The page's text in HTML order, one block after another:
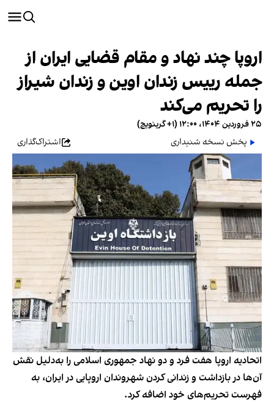
اروپا چند نهاد و مقام قضایی ایران از
جمله رییس زندان اوین و زندان شیراز
را تحریم می‌کند
۲۵ فروردین ۱۴۰۴، ۱۲:۰۰ (‎+۱ گرینویچ)
پخش نسخه شنیداری
اشتراک‌گذاری
اتحادیه اروپا هفت فرد و دو نهاد جمهوری اسلامی را به‌دلیل نقش
آن‌ها در بازداشت و زندانی کردن شهروندان اروپایی در ایران، به
فهرست تحریم‌های خود اضافه کرد.